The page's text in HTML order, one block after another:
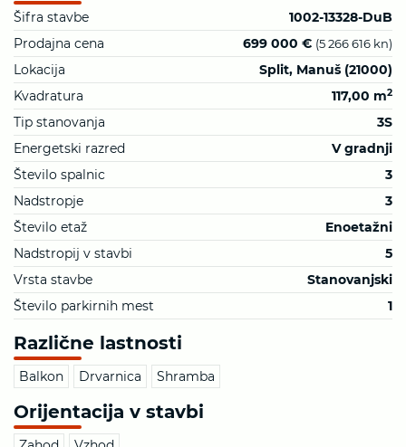
Šifra stavbe
1002-13328-DuB
Prodajna cena
699 000 € (5 266 616 kn)
Lokacija
Split, Manuš (21000)
Kvadratura
117,00 m2
Tip stanovanja
3S
Energetski razred
V gradnji
Število spalnic
3
Nadstropje
3
Število etaž
Enoetažni
Nadstropij v stavbi
5
Vrsta stavbe
Stanovanjski
Število parkirnih mest
1
Različne lastnosti
Balkon Drvarnica Shramba
Orijentacija v stavbi